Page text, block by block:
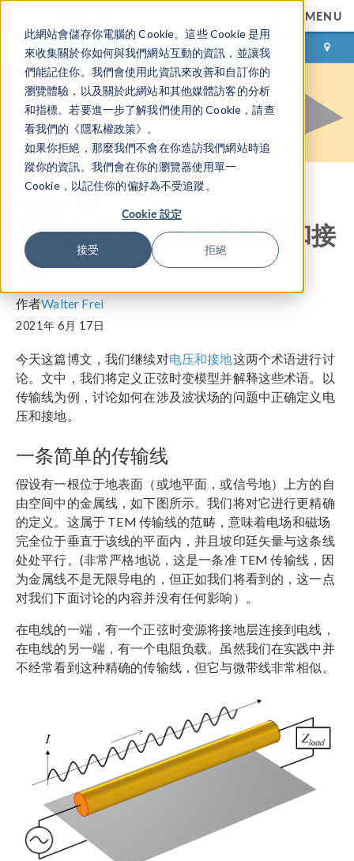
此網站會儲存你電腦的 Cookie。這些 Cookie 是用
來收集關於你如何與我們網站互動的資訊，並讓我
們能記住你。我們會使用此資訊來改善和自訂你的
瀏覽體驗，以及關於此網站和其他媒體訪客的分析
和指標。若要進一步了解我們使用的 Cookie，請查
看我們的《隱私權政策》。
如果你拒絕，那麼我們不會在你造訪我們網站時追
蹤你的資訊。我們會在你的瀏覽器使用單一
Cookie，以記住你的偏好為不受追蹤。
Cookie 設定
接受 拒絕
MENU
登录 咨询与购买
模拟波状电磁场中的电压和接
地
作者Walter Frei
2021年 6月 17日
今天这篇博文，我们继续对电压和接地这两个术语进行讨
论。文中，我们将定义正弦时变模型并解释这些术语。以
传输线为例，讨论如何在涉及波状场的问题中正确定义电
压和接地。
一条简单的传输线
假设有一根位于地表面（或地平面，或信号地）上方的自
由空间中的金属线，如下图所示。我们将对它进行更精确
的定义。这属于 TEM 传输线的范畴，意味着电场和磁场
完全位于垂直于该线的平面内，并且坡印廷矢量与这条线
处处平行。(非常严格地说，这是一条准 TEM 传输线，因
为金属线不是无限导电的，但正如我们将看到的，这一点
对我们下面讨论的内容并没有任何影响）。
在电线的一端，有一个正弦时变源将接地层连接到电线，
在电线的另一端，有一个电阻负载。虽然我们在实践中并
不经常看到这种精确的传输线，但它与微带线非常相似。